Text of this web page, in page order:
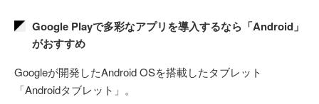
Google Playで多彩なアプリを導入するなら「Android」
がおすすめ
Googleが開発したAndroid OSを搭載したタブレット
「Androidタブレット」。